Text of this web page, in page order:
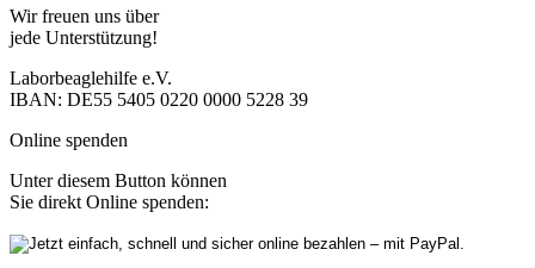
Wir freuen uns über
jede Unterstützung!
Laborbeaglehilfe e.V.
IBAN: DE55 5405 0220 0000 5228 39
Online spenden
Unter diesem Button können
Sie direkt Online spenden: